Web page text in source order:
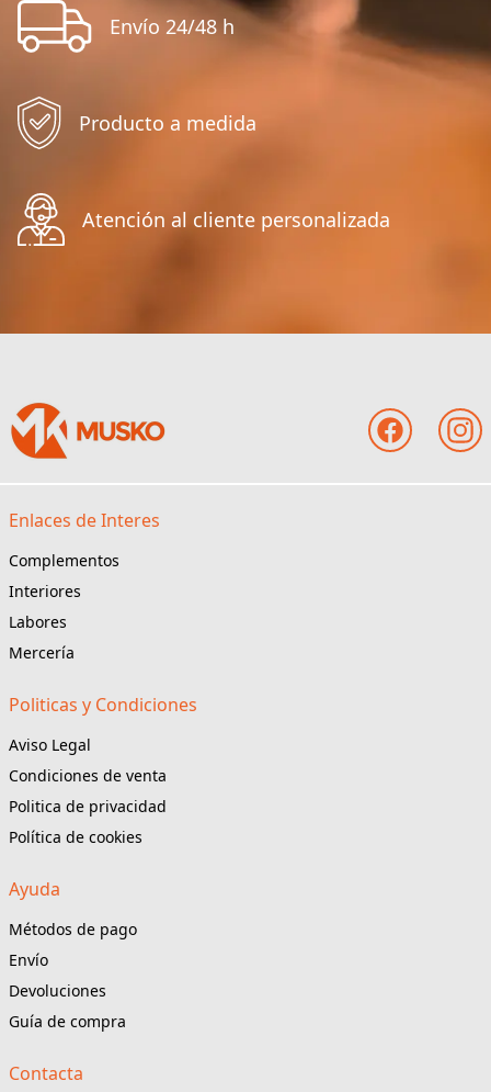
Envío 24/48 h
Producto a medida
Atención al cliente personalizada
Enlaces de Interes
Complementos
Interiores
Labores
Mercería
Politicas y Condiciones
Aviso Legal
Condiciones de venta
Politica de privacidad
Política de cookies
Ayuda
Métodos de pago
Envío
Devoluciones
Guía de compra
Contacta